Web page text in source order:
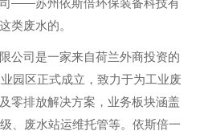
类废水的。
公司是一家来自荷兰外商投资的
园区正式成立，致力于为工业废
零排放解决方案，业务板块涵盖
、废水站运维托管等。依斯倍一